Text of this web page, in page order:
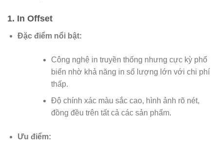
1. In Offset
Đặc điểm nổi bật:
Công nghệ in truyền thống nhưng cực kỳ phổ
biến nhờ khả năng in số lượng lớn với chi phí
thấp.
Độ chính xác màu sắc cao, hình ảnh rõ nét,
đồng đều trên tất cả các sản phẩm.
Ưu điểm: